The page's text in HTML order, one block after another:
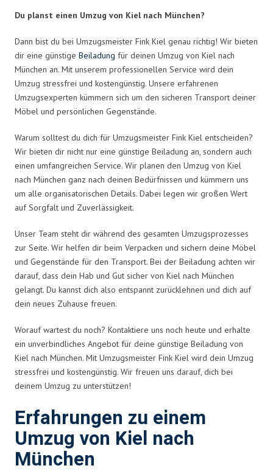
Du planst einen Umzug von Kiel nach München?
Dann bist du bei Umzugsmeister Fink Kiel genau richtig! Wir bieten
dir eine günstige Beiladung für deinen Umzug von Kiel nach
München an. Mit unserem professionellen Service wird dein
Umzug stressfrei und kostengünstig. Unsere erfahrenen
Umzugsexperten kümmern sich um den sicheren Transport deiner
Möbel und persönlichen Gegenstände.
Warum solltest du dich für Umzugsmeister Fink Kiel entscheiden?
Wir bieten dir nicht nur eine günstige Beiladung an, sondern auch
einen umfangreichen Service. Wir planen den Umzug von Kiel
nach München ganz nach deinen Bedürfnissen und kümmern uns
um alle organisatorischen Details. Dabei legen wir großen Wert
auf Sorgfalt und Zuverlässigkeit.
Unser Team steht dir während des gesamten Umzugsprozesses
zur Seite. Wir helfen dir beim Verpacken und sichern deine Möbel
und Gegenstände für den Transport. Bei der Beiladung achten wir
darauf, dass dein Hab und Gut sicher von Kiel nach München
gelangt. Du kannst dich also entspannt zurücklehnen und dich auf
dein neues Zuhause freuen.
Worauf wartest du noch? Kontaktiere uns noch heute und erhalte
ein unverbindliches Angebot für deine günstige Beiladung von
Kiel nach München. Mit Umzugsmeister Fink Kiel wird dein Umzug
stressfrei und kostengünstig. Wir freuen uns darauf, dich bei
deinem Umzug zu unterstützen!
Erfahrungen zu einem
Umzug von Kiel nach
München